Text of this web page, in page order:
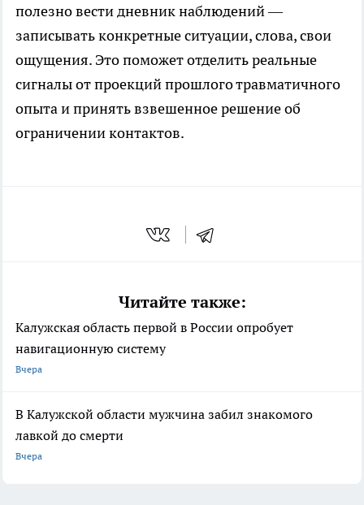
полезно вести дневник наблюдений —
записывать конкретные ситуации, слова, свои
ощущения. Это поможет отделить реальные
сигналы от проекций прошлого травматичного
опыта и принять взвешенное решение об
ограничении контактов.
Читайте также:
Калужская область первой в России опробует
навигационную систему
Вчера
В Калужской области мужчина забил знакомого
лавкой до смерти
Вчера